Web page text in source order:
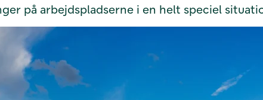
på arbejdspladserne i en helt speciel